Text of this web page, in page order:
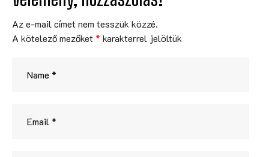
Az e-mail címet nem tesszük közzé.
A kötelező mezőket * karakterrel jelöltük